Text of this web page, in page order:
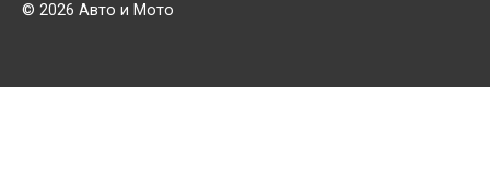
© 2026 Авто и Мото